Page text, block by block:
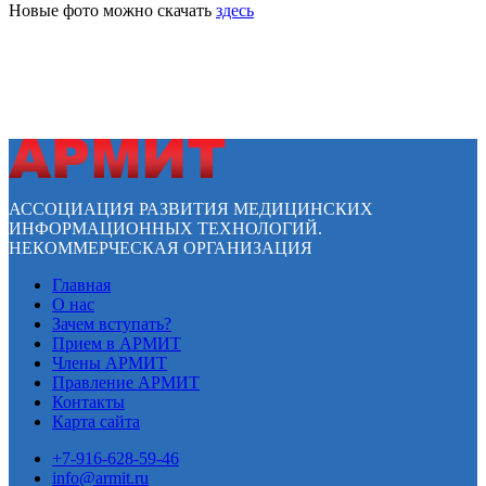
Новые фото можно скачать здесь
АССОЦИАЦИЯ РАЗВИТИЯ МЕДИЦИНСКИХ
ИНФОРМАЦИОННЫХ ТЕХНОЛОГИЙ.
НЕКОММЕРЧЕСКАЯ ОРГАНИЗАЦИЯ
Главная
О нас
Зачем вступать?
Прием в АРМИТ
Члены АРМИТ
Правление АРМИТ
Контакты
Карта сайта
+7-916-628-59-46
info@armit.ru